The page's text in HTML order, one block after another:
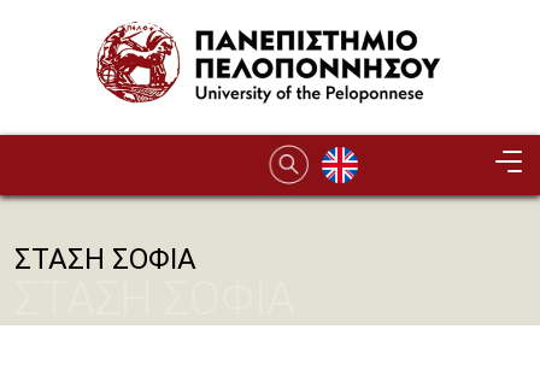
ΣΤΑΣΗ ΣΟΦΙΑ